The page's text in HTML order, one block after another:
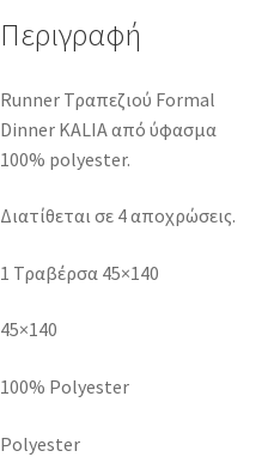
Περιγραφή
Runner Τραπεζιού Formal
Dinner KALIA από ύφασμα
100% polyester.
Διατίθεται σε 4 αποχρώσεις.
1 Τραβέρσα 45×140
45×140
100% Polyester
Polyester